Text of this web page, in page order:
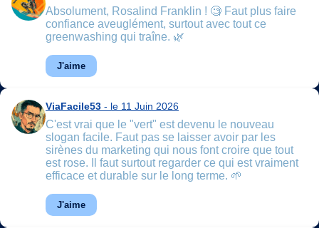
Absolument, Rosalind Franklin ! 🧐 Faut plus faire
confiance aveuglément, surtout avec tout ce
greenwashing qui traîne. 🌿
J'aime
ViaFacile53 - le 11 Juin 2026
C'est vrai que le "vert" est devenu le nouveau
slogan facile. Faut pas se laisser avoir par les
sirènes du marketing qui nous font croire que tout
est rose. Il faut surtout regarder ce qui est vraiment
efficace et durable sur le long terme. 🌱
J'aime